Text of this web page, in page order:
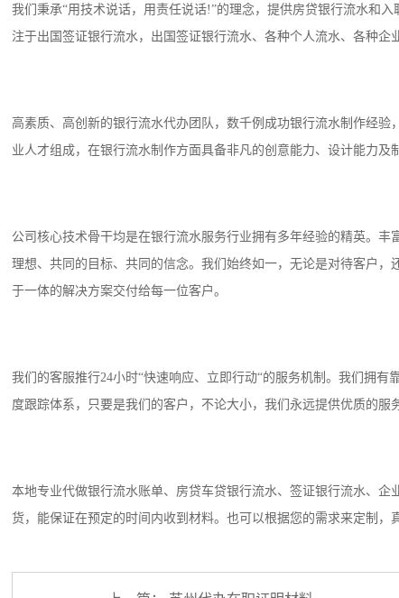
我们秉承“用技术说话，用责任说话!”的理念，提供房贷银行流水和
注于出国签证银行流水，出国签证银行流水、各种个人流水、各种
高素质、高创新的银行流水代办团队，数千例成功银行流水制作经
业人才组成，在银行流水制作方面具备非凡的创意能力、设计能力及
公司核心技术骨干均是在银行流水服务行业拥有多年经验的精英。
理想、共同的目标、共同的信念。我们始终如一，无论是对待客户
于一体的解决方案交付给每一位客户。
我们的客服推行24小时“快速响应、立即行动“的服务机制。我们拥
度跟踪体系，只要是我们的客户，不论大小，我们永远提供优质的服
本地专业代做银行流水账单、房贷车贷银行流水、签证银行流水、
货，能保证在预定的时间内收到材料。也可以根据您的需求来定制，